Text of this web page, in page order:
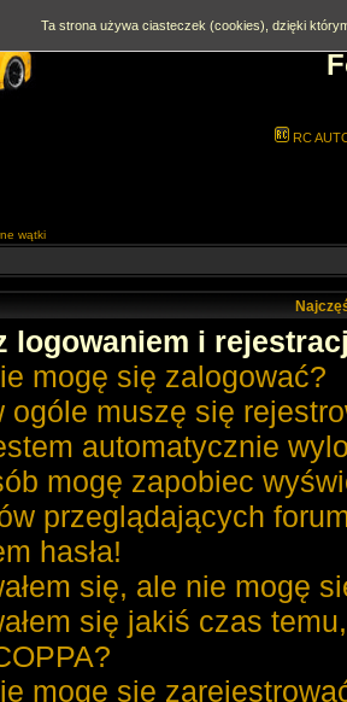
RC
wątki
logowaniem i
mogę się zalogować?
ogóle muszę się
automatycznie
mogę zapobiec
przeglądających
hasła!
się, ale nie mogę
się jakiś czas
mogę się
Ta strona używa ciasteczek (cookies), dzięki